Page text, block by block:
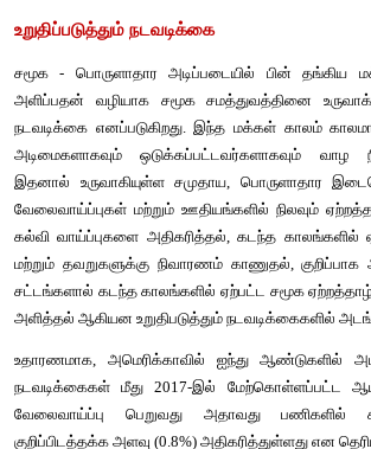
உறுதிப்படுத்தும் நடவடிக்கை
சமூக பொருளாதார அடிப்படையில் பின்
அளிப்பதன்
வழியாக சமூக